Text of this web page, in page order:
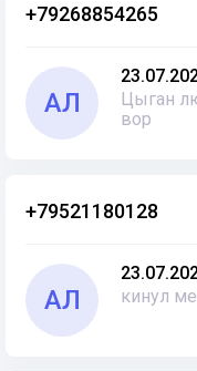
+79268854265
АЛ
Цыган
вор
+79521180128
АЛ
кинул